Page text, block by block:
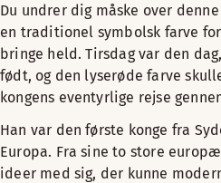
Du undrer dig måske over
en traditionel symbolsk farve
bringe held. Tirsdag var den
født, og den lyserøde farve
kongens eventyrlige rejse
Han var den første konge fra
Europa. Fra sine to store
ideer med sig, der kunne